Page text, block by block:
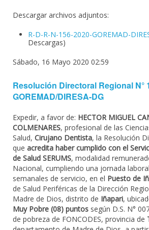
Descargar archivos adjuntos:
R-D-R-N-156-2020-GOREMAD-
Descargas)
Sábado, 16 Mayo 2020 02:59
Resolución Directoral Regional N°
GOREMAD/DIRESA-DG
Expedir, a favor de: HECTOR MIGUEL
COLMENARES, profesional de las
Salud, Cirujano Dentista, la Resolución
que acredita haber cumplido con el
de Salud SERUMS, modalidad
Nacional, cumpliendo una jornada
semanales de servicio, en el Puesto de
de Salud Periféricas de la Dirección
Madre de Dios, distrito de Iñapari,
Muy Pobre (08) puntos según D.S. N°
de pobreza de FONCODES, provincia de